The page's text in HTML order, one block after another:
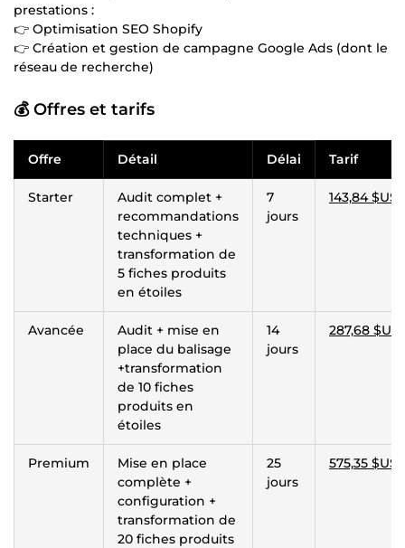
prestations :
👉 Optimisation SEO Shopify
👉 Création et gestion de campagne Google Ads (dont le
réseau de recherche)
💰 Offres et tarifs
Offre Détail Délai Tarif
Starter
Audit complet +
recommandations
techniques +
transformation de
5 fiches produits
en étoiles
7
jours
143,84 $US
Avancée
Audit + mise en
place du balisage
+transformation
de 10 fiches
produits en
étoiles
14
jours
287,68 $US
Premium
Mise en place
complète +
configuration +
transformation de
20 fiches produits
25
jours
575,35 $US